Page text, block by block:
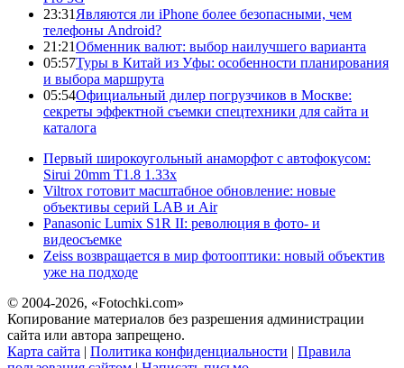
23:31 Являются ли iPhone более безопасными, чем
телефоны Android?
21:21Обменник валют: выбор наилучшего варианта
05:57Туры в Китай из Уфы: особенности планирования
и выбора маршрута
05:54Официальный дилер погрузчиков в Москве:
секреты эффектной съемки спецтехники для сайта и
каталога
Первый широкоугольный анаморфот с автофокусом:
Sirui 20mm T1.8 1.33x
Viltrox готовит масштабное обновление: новые
объективы серий LAB и Air
Panasonic Lumix S1R II: революция в фото- и
видеосъемке
Zeiss возвращается в мир фотооптики: новый объектив
уже на подходе
© 2004-2026, «Fotochki.com»
Копирование материалов без разрешения администрации
сайта или автора запрещено.
Карта сайта | Политика конфиденциальности | Правила